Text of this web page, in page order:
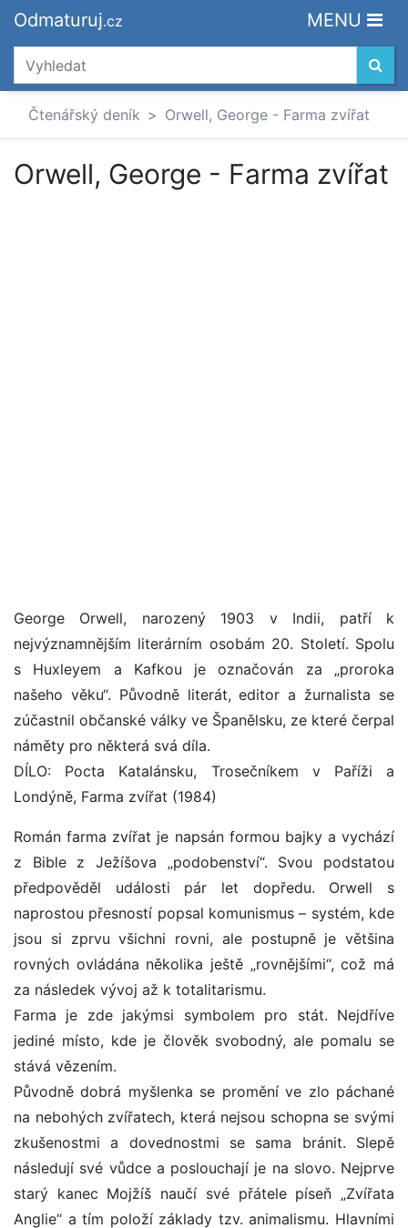
Odmaturuj.cz MENU
Čtenářský deník Orwell, George - Farma zvířat
Orwell, George - Farma zvířat
George Orwell, narozený 1903 v Indii, patří k
nejvýznamnějším literárním osobám 20. Století. Spolu
s Huxleyem a Kafkou je označován za „proroka
našeho věku“. Původně literát, editor a žurnalista se
zúčastnil občanské války ve Španělsku, ze které čerpal
náměty pro některá svá díla.
DÍLO: Pocta Katalánsku, Trosečníkem v Paříži a
Londýně, Farma zvířat (1984)
Román farma zvířat je napsán formou bajky a vychází
z Bible z Ježíšova „podobenství“. Svou podstatou
předpověděl události pár let dopředu. Orwell s
naprostou přesností popsal komunismus – systém, kde
jsou si zprvu všichni rovni, ale postupně je většina
rovných ovládána několika ještě „rovnějšími“, což má
za následek vývoj až k totalitarismu.
Farma je zde jakýmsi symbolem pro stát. Nejdříve
jediné místo, kde je člověk svobodný, ale pomalu se
stává vězením.
Původně dobrá myšlenka se promění ve zlo páchané
na nebohých zvířatech, která nejsou schopna se svými
zkušenostmi a dovednostmi se sama bránit. Slepě
následují své vůdce a poslouchají je na slovo. Nejprve
starý kanec Mojžíš naučí své přátele píseň „Zvířata
Anglie“ a tím položí základy tzv. animalismu. Hlavními